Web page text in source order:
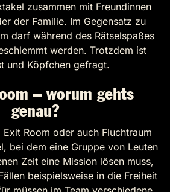
zusammen mit Freundinnen
der Familie. Im Gegensatz zu
darf während des Rätselspaßes
werden. Trotzdem ist
und Köpfchen gefragt.
– worum gehts
genau?
Exit Room oder auch Fluchtraum
bei dem eine Gruppe von Leuten
Zeit eine Mission lösen muss,
beispielsweise in die Freiheit